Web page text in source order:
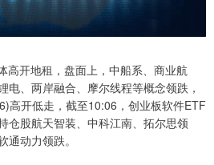
高开地租，盘面上，中船系、商业航
电、两岸融合、摩尔线程等概念领跌，
高开低走，截至10:06，创业板软件ETF
仓股航天智装、中科江南、拓尔思领
动力领跌。